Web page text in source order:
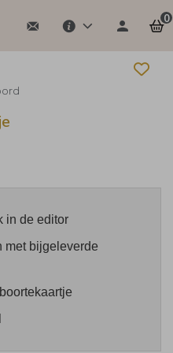
0
in de editor
met bijgeleverde